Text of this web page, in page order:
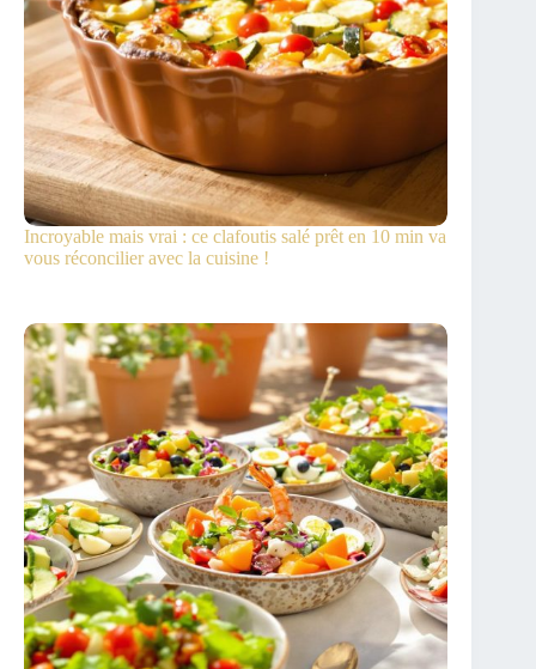
Incroyable mais vrai : ce clafoutis salé prêt en 10 min va
vous réconcilier avec la cuisine !